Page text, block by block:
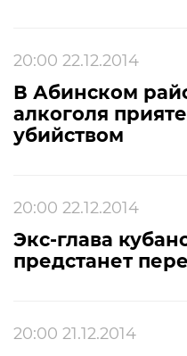
20:00 22.12.2014
В Абинском
алкоголя
убийством
20:00 22.12.2014
Экс-глава
предстанет
20:00 21.12.2014